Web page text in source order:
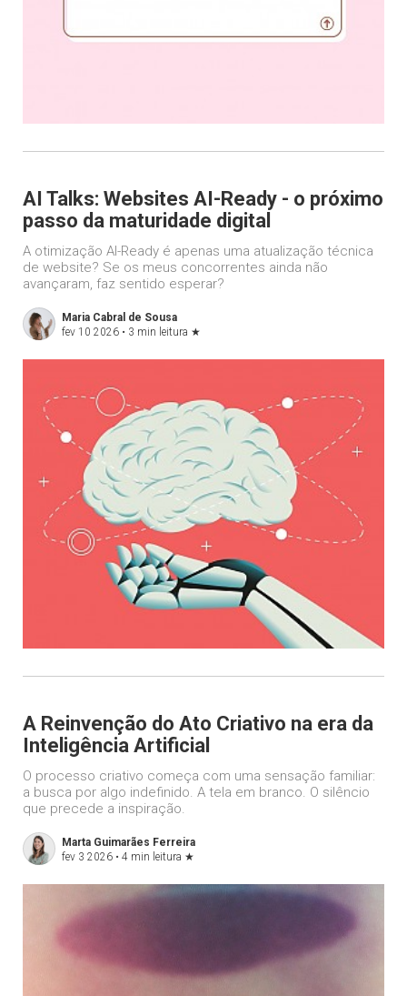
AI Talks: Websites AI-Ready - o próximo
passo da maturidade digital
A otimização AI-Ready é apenas uma atualização técnica
de website? Se os meus concorrentes ainda não
avançaram, faz sentido esperar?
Maria Cabral de Sousa
fev 10 2026 • 3 min leitura ★
A Reinvenção do Ato Criativo na era da
Inteligência Artificial
O processo criativo começa com uma sensação familiar:
a busca por algo indefinido. A tela em branco. O silêncio
que precede a inspiração.
Marta Guimarães Ferreira
fev 3 2026 • 4 min leitura ★